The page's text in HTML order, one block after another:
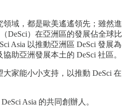
域，都是歐美遙遙領先；雖然進
DeSci）在亞洲區的發展佔全球比
Asia 以推動亞洲區 DeSci 發展為
助亞洲發展本土的 DeSci 社區。
家能小小支持，以推動 DeSci 在
Asia 的共同創辦人。